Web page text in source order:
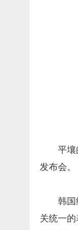
平壤
发布会。
韩国
关统一